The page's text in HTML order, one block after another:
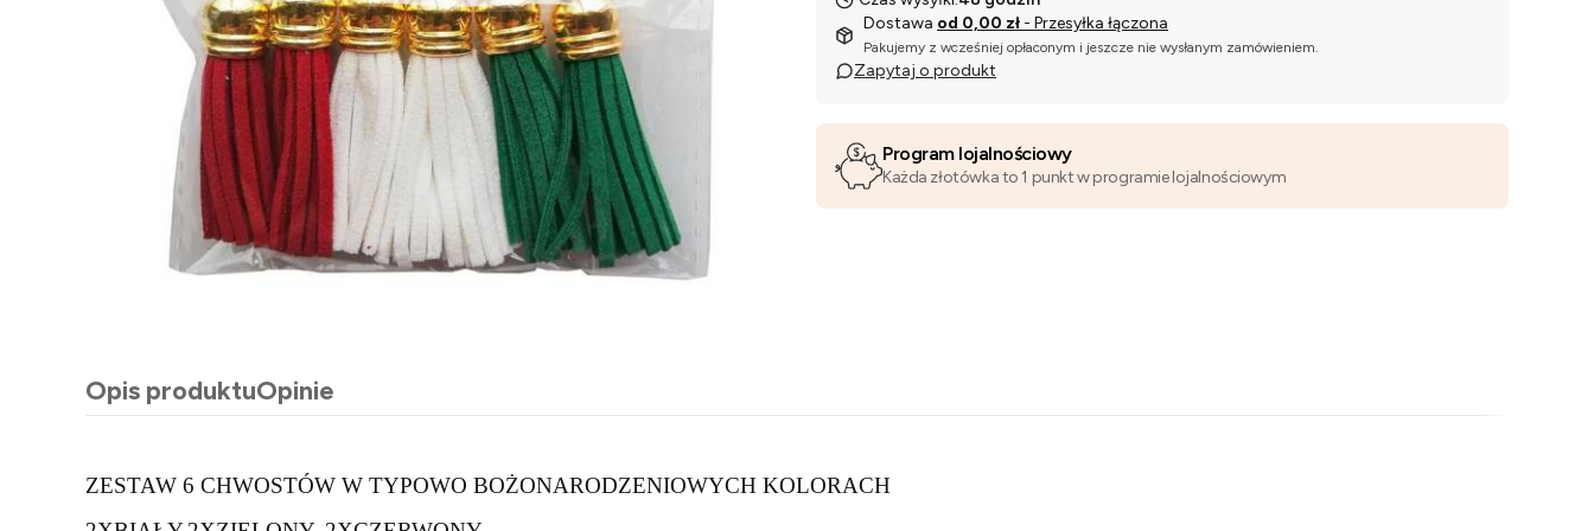
Dostawa od 0,00 zł - Przesyłka łączona
Pakujemy z wcześniej opłaconym i jeszcze nie wysłanym zamówieniem.
Zapytaj o produkt
Program lojalnościowy
Każda złotówka to 1 punkt w programie lojalnościowym
Opis produktuOpinie
ZESTAW 6 CHWOSTÓW W TYPOWO BOŻONARODZENIOWYCH KOLORACH